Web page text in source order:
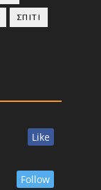
ΣΠΙΤΙ
Like
Follow